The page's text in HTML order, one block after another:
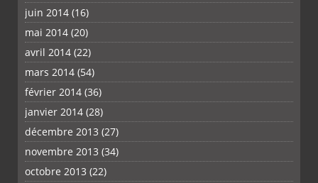
juin 2014 (16)
mai 2014 (20)
avril 2014 (22)
mars 2014 (54)
février 2014 (36)
janvier 2014 (28)
décembre 2013 (27)
novembre 2013 (34)
octobre 2013 (22)